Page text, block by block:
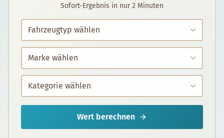
Sofort-Ergebnis in nur 2 Minuten
Wert berechnen